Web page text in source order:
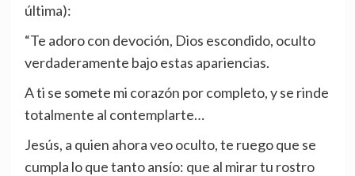
última):
“Te adoro con devoción, Dios escondido, oculto
verdaderamente bajo estas apariencias.
A ti se somete mi corazón por completo, y se rinde
totalmente al contemplarte…
Jesús, a quien ahora veo oculto, te ruego que se
cumpla lo que tanto ansío: que al mirar tu rostro